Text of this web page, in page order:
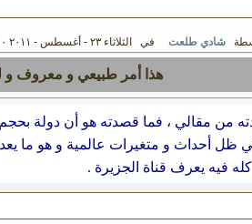
شادي طلعت في الثلاثاء ٢٣ - أغسطس - ٢٠١١ ١٢:٠٠ صباحاً
هذا أمر طبيعي و معروف و
من مقالي ، فما قصدته هو أن دولة
ظل أحداث و متغيرات عالمية و هو ما
فيه يعرف قناة الجزيرة .